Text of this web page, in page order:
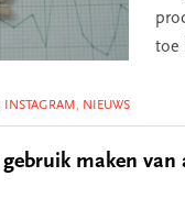
toe
INSTAGRAM , NIEUWS
maken